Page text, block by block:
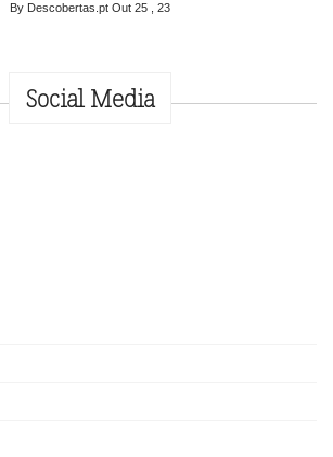
By Descobertas.pt Out 25 , 23
Social Media